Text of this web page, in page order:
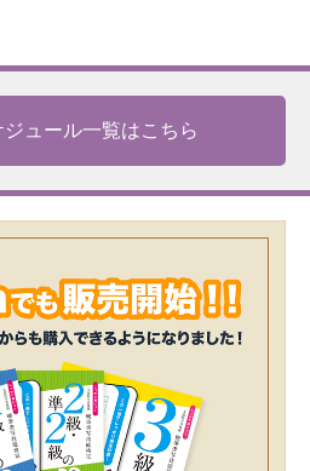
ュール一覧はこちら